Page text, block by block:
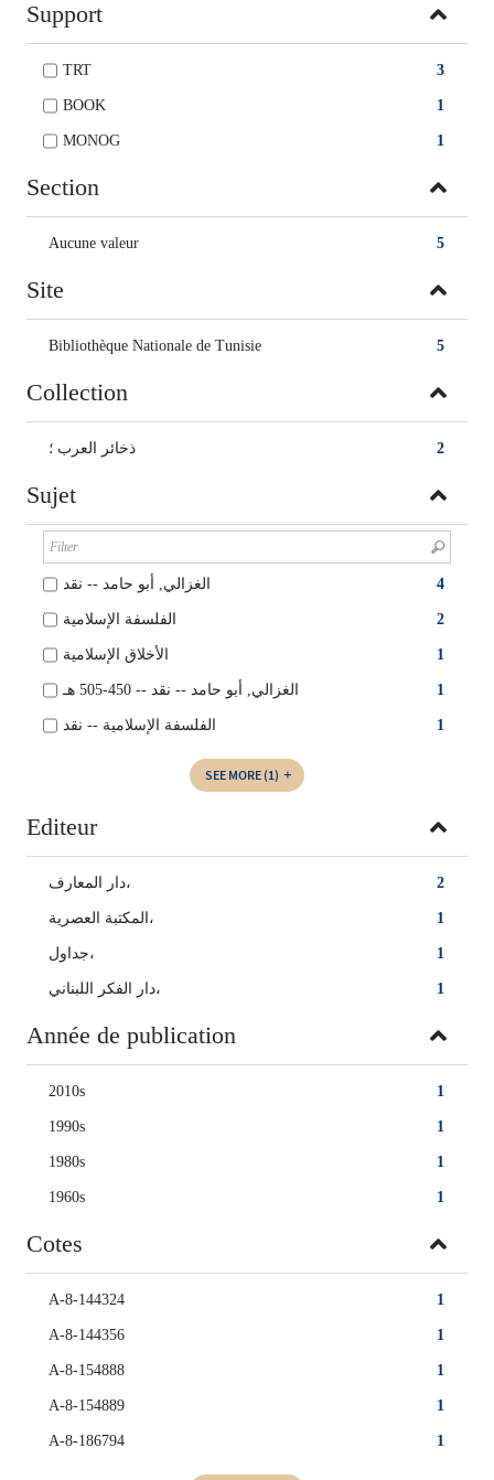
Support
3
TRT
1
BOOK
1
MONOG
Section
5
Aucune valeur
Site
5
Bibliothèque Nationale de Tunisie
Collection
2 ذخائر العرب ؛
Sujet
4 الغزالي, أبو حامد -- نقد
2 الفلسفة الإسلامية
1 الأخلاق الإسلامية
1 الغزالي, أبو حامد -- نقد -- 450-505 هـ
1 الفلسفة الإسلامية -- نقد
SEE MORE (1)
Editeur
2 دار المعارف،
1 المكتبة العصرية،
1 جداول،
1 دار الفكر اللبناني،
Année de publication
1
2010s
1
1990s
1
1980s
1
1960s
Cotes
1
A-8-144324
1
A-8-144356
1
A-8-154888
1
A-8-154889
1
A-8-186794